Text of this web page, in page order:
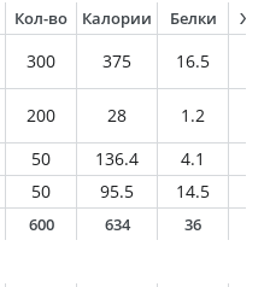
Кол-во Калории Белки
300 375 16.5
200 28 1.2
50 136.4 4.1
50 95.5 14.5
600 634 36